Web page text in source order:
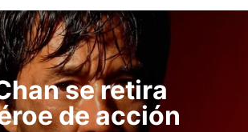
se retira
de acción